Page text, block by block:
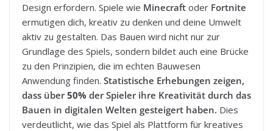
Design erfordern. Spiele wie Minecraft oder Fortnite
ermutigen dich, kreativ zu denken und deine Umwelt
aktiv zu gestalten. Das Bauen wird nicht nur zur
Grundlage des Spiels, sondern bildet auch eine Brücke
zu den Prinzipien, die im echten Bauwesen
Anwendung finden. Statistische Erhebungen zeigen,
dass über50% der Spieler ihre Kreativität durch das
Bauen in digitalen Welten gesteigert haben. Dies
verdeutlicht, wie das Spiel als Plattform für kreatives